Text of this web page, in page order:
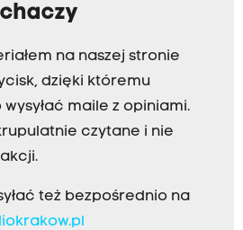
na naszej stronie
dzięki któremu
maile z opiniami.
czytane i nie
też bezpośrednio na